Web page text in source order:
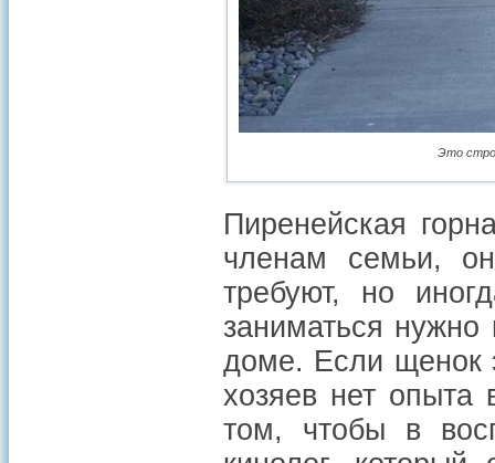
Это
Пиренейская
членам семьи,
требуют, но
заниматься нужно
доме. Если щенок
хозяев нет опыта
том, чтобы в